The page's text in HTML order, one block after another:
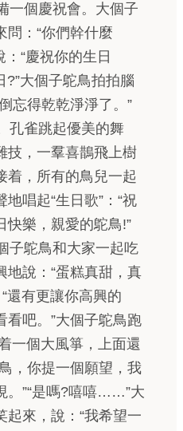
個慶祝會。大個子
問：“你們幹什麼
“慶祝你的生日
?”大個子鴕鳥拍拍腦
忘得乾乾淨淨了。”
孔雀跳起優美的舞
技，一羣喜鵲飛上樹
着，所有的鳥兒一起
唱起“生日歌”：“祝
快樂，親愛的鴕鳥!”
鴕鳥和大家一起吃
地說：“蛋糕真甜，真
還有更讓你高興的
看吧。”大個子鴕鳥跑
一個大風箏，上面還
，你提一個願望，我
。”“是嗎?嘻嘻……”大
起來，說：“我希望一